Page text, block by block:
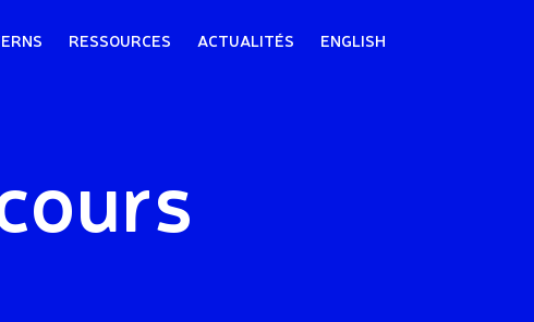
RESSOURCES ACTUALITÉS ENGLISH